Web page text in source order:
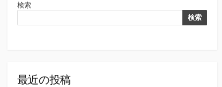
検索
検索
最近の投稿